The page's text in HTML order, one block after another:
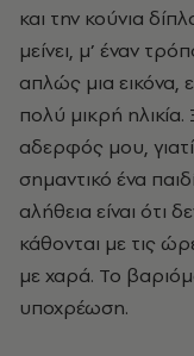
και την κούνια
μείνει, μ’ έναν
απλώς μια εικόνα,
πολύ μικρή
αδερφός μου,
σημαντικό ένα
αλήθεια είναι ότι
κάθονται με τις
με χαρά. Το
υποχρέωση.